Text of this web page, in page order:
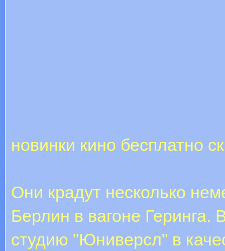
новинки кино бесплатно
Они крадут несколько
Берлин в вагоне Геринга.
студию "Юниверсл" в